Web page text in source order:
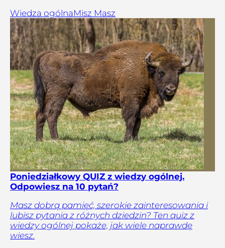
Wiedza ogólnaMisz Masz
Poniedziałkowy QUIZ z wiedzy ogólnej.
Odpowiesz na 10 pytań?
Masz dobrą pamięć, szerokie zainteresowania i
lubisz pytania z różnych dziedzin? Ten quiz z
wiedzy ogólnej pokaże, jak wiele naprawdę
wiesz.